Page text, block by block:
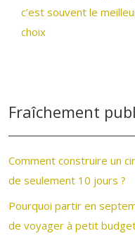
c’est souvent le
choix
Fraîchement
Comment construire un
de seulement 10 jours ?
Pourquoi partir en
de voyager à petit